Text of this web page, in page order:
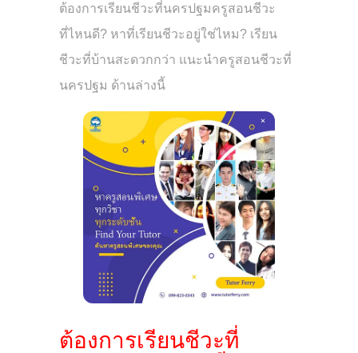
ต้องการเรียนชีวะที่นครปฐมครูสอนชีวะ
ที่ไหนดี? หาที่เรียนชีวะอยู่ใช่ไหม? เรียน
ชีวะที่บ้านสะดวกกว่า แนะนำครูสอนชีวะที่
นครปฐม ด้านล่างนี้
ต้องการเรียนชีวะที่